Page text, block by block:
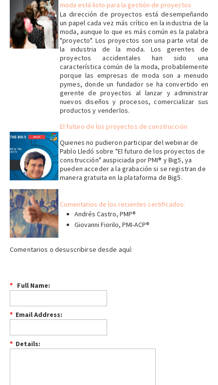
moda está listo para la gestión de proyectos
La dirección de proyectos está desempeñando
un papel cada vez más crítico en la industria de la
moda, aunque lo que es más común es la palabra
"proyecto". Los proyectos son una parte vital de
la industria de la moda. Los gerentes de
proyectos accidentales han sido una
característica común de la moda, probablemente
porque las empresas de moda son a menudo
pymes, donde un fundador se ha convertido en
gerente de proyectos al lanzar y administrar
nuevos diseños y procesos, comercializar sus
productos y venderlos.
El futuro de los proyectos de construcción
Quienes no pudieron participar del webinar de
Pablo Lledó sobre "El futuro de los proyectos de
construcción" auspiciada por PMI® y Big5, ya
pueden acceder a la grabación si se registran de
manera gratuitaen la plataforma de Big5.
Comentarios de los recientes certificados:
Andrés Castro, PMP®
Giovanni Fiorilo, PMI-ACP®
Comentarios o desuscribirse desde aquí:
* Full Name:
* Email Address:
* Details: